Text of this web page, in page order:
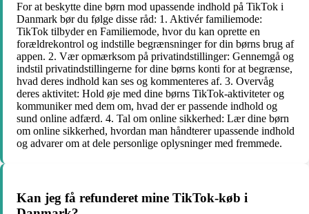
For at beskytte dine børn mod upassende indhold på TikTok i
Danmark bør du følge disse råd: 1. Aktivér familiemode:
TikTok tilbyder en Familiemode, hvor du kan oprette en
forældrekontrol og indstille begrænsninger for din børns brug af
appen. 2. Vær opmærksom på privatindstillinger: Gennemgå og
indstil privatindstillingerne for dine børns konti for at begrænse,
hvad deres indhold kan ses og kommenteres af. 3. Overvåg
deres aktivitet: Hold øje med dine børns TikTok-aktiviteter og
kommuniker med dem om, hvad der er passende indhold og
sund online adfærd. 4. Tal om online sikkerhed: Lær dine børn
om online sikkerhed, hvordan man håndterer upassende indhold
og advarer om at dele personlige oplysninger med fremmede.
Kan jeg få refunderet mine TikTok-køb i